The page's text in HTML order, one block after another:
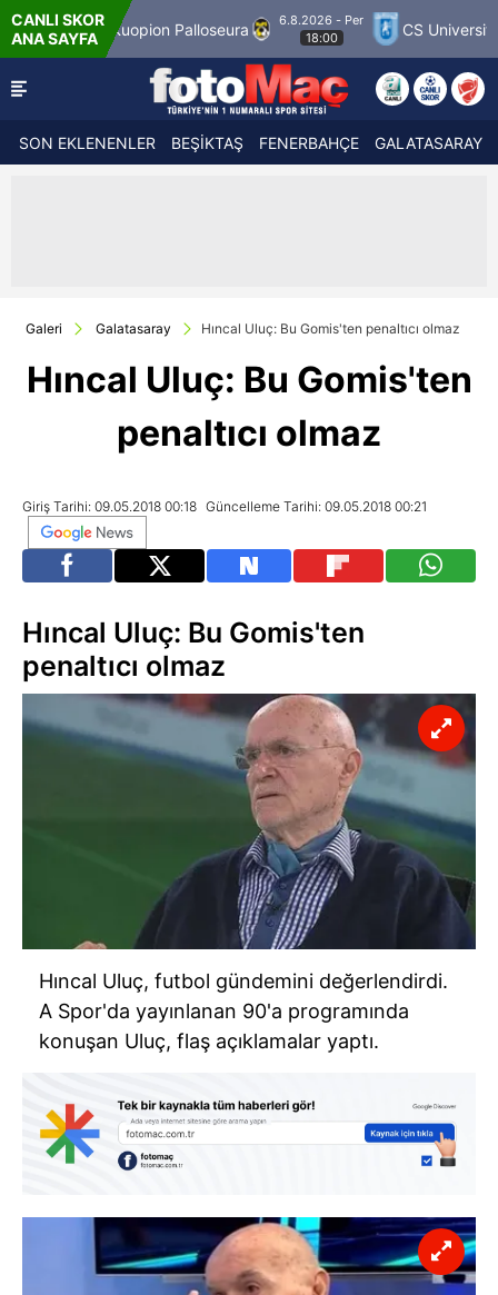
CANLI SKOR
ANA SAYFA
Palloseura
6.8.2026 - Per
18:00
CS Universitatea Craiova
SON EKLENENLER BEŞİKTAŞ FENERBAHÇE GALATASARAY
Galeri Galatasaray Hıncal Uluç: Bu Gomis'ten penaltıcı olmaz
Hıncal Uluç: Bu Gomis'ten
penaltıcı olmaz
Giriş Tarihi: 09.05.2018 00:18 Güncelleme Tarihi: 09.05.2018 00:21
Hıncal Uluç: Bu Gomis'ten
penaltıcı olmaz
Hıncal Uluç, futbol gündemini değerlendirdi.
A Spor'da yayınlanan 90'a programında
konuşan Uluç, flaş açıklamalar yaptı.